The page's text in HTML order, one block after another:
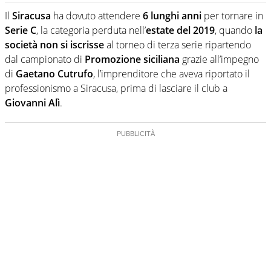
sue sfaccettature, con una particolare predilezione per i
campionati minori.
Il Siracusa ha dovuto attendere 6 lunghi anni per tornare in
Serie C, la categoria perduta nell’estate del 2019, quando la
società non si iscrisseal torneo di terza serie ripartendo
dal campionato di Promozionesiciliana grazie all’impegno
di Gaetano Cutrufo, l’imprenditore che aveva riportato il
professionismo a Siracusa, prima di lasciare il club a
Giovanni Alì.